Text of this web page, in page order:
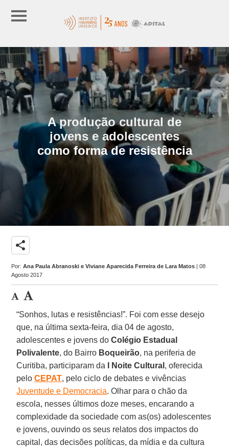
A produção cultural de
jovens e adolescentes
como forma de resistência
share
Por:Ana Paula Abranoski e Viviane Aparecida Ferreira de Lara Matos | 08
Agosto 2017
“Sonhos, lutas e resistências!”. Foi com esse desejo
que, na última sexta-feira, dia 04 de agosto,
adolescentes e jovens doColégio Estadual
Polivalente, do Bairro Boqueirão, na periferia de
Curitiba, participaram da
I Noite Cultural , oferecida
peloCEPAT, pelo ciclo de debates e vivências
Juventude e Democracia. Olhar para o chão da
escola, nesses últimos doze meses, encarando a
complexidade da sociedade com as(os) adolescentes
e jovens, ouvindo os seus relatos dos impactos do
capital, das decisões políticas, da mídia e da cultura